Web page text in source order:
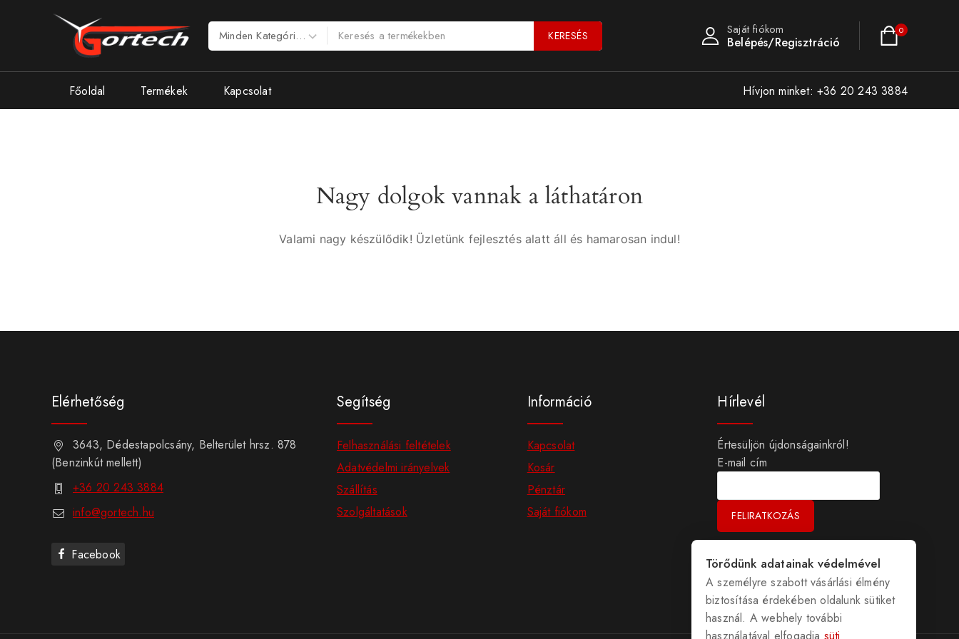
KERESÉS Saját fiókom
Belépés/Regisztráció
0
Főoldal Termékek Kapcsolat Hívjon minket: +36 20 243 3884
Nagy dolgok vannak a láthatáron
Valami nagy készülődik! Üzletünk fejlesztés alatt áll és hamarosan indul!
Elérhetőség
3643, Dédestapolcsány, Belterület hrsz. 878
(Benzinkút mellett)
+36 20 243 3884
info@gortech.hu
Facebook
Segítség
Felhasználási feltételek
Adatvédelmi irányelvek
Szállítás
Szolgáltatások
Információ
Kapcsolat
Kosár
Pénztár
Saját fiókom
Hírlevél
Értesüljön újdonságainkról!
E-mail cím
Törődünk adatainak védelmével
A személyre szabott vásárlási élmény
biztosítása érdekében oldalunk sütiket
használ. A webhely további